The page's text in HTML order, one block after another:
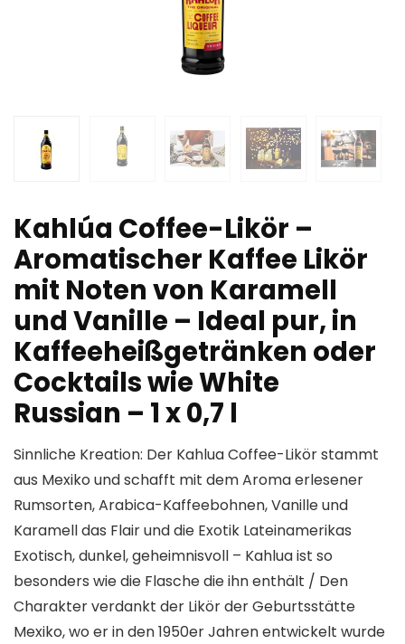
Kahlúa Coffee-Likör –
Aromatischer Kaffee Likör
mit Noten von Karamell
und Vanille – Ideal pur, in
Kaffeeheißgetränken oder
Cocktails wie White
Russian – 1 x 0,7 l
Sinnliche Kreation: Der Kahlua Coffee-Likör stammt
aus Mexiko und schafft mit dem Aroma erlesener
Rumsorten, Arabica-Kaffeebohnen, Vanille und
Karamell das Flair und die Exotik Lateinamerikas
Exotisch, dunkel, geheimnisvoll – Kahlua ist so
besonders wie die Flasche die ihn enthält / Den
Charakter verdankt der Likör der Geburtsstätte
Mexiko, wo er in den 1950er Jahren entwickelt wurde